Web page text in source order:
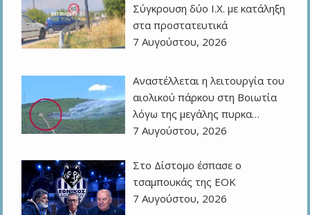
Σύγκρουση δύο Ι.Χ. με κατάληξη
στα προστατευτικά
7 Αυγούστου, 2026
Αναστέλλεται η λειτουργία του
αιολικού πάρκου στη Βοιωτία
λόγω της μεγάλης πυρκα…
7 Αυγούστου, 2026
Στο Δίστομο έσπασε ο
τσαμπουκάς της ΕΟΚ
7 Αυγούστου, 2026